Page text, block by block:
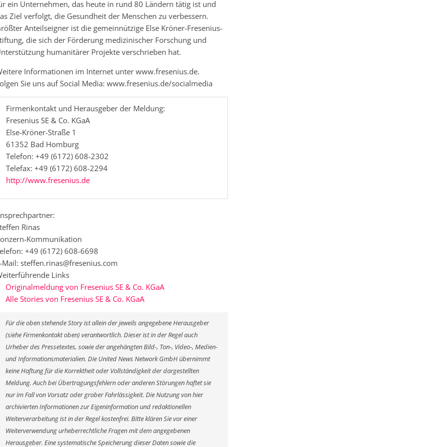
ein Unternehmen, das heute in rund 80 Ländern tätig ist und
Ziel verfolgt, die Gesundheit der Menschen zu verbessern.
Anteilseigner ist die gemeinnützige Else Kröner-Fresenius-
die sich der Förderung medizinischer Forschung und
humanitärer Projekte verschrieben hat.
Informationen im Internet unter www.fresenius.de.
Sie uns auf Social Media: www.fresenius.de/socialmedia
Firmenkontakt und Herausgeber der Meldung:
Fresenius SE & Co. KGaA
Else-Kröner-Straße 1
61352 Bad Homburg
Telefon: +49 (6172) 608-2302
Telefax: +49 (6172) 608-2294
http://www.fresenius.de
Rinas
Kommunikation
+49 (6172) 608-6698
Mail: steffen.rinas@fresenius.com
Links
Originalmeldung von Fresenius SE & Co. KGaA
Alle Stories von Fresenius SE & Co. KGaA
Für die oben stehende Story ist allein der jeweils angegebene Herausgeber
(siehe Firmenkontakt oben) verantwortlich. Dieser ist in der Regel auch
Urheber des Pressetextes, sowie der angehängten Bild-, Ton-, Video-, Medien-
und Informationsmaterialien. Die United News Network GmbH übernimmt
keine Haftung für die Korrektheit oder Vollständigkeit der dargestellten
Meldung. Auch bei Übertragungsfehlern oder anderen Störungen haftet sie
nur im Fall von Vorsatz oder grober Fahrlässigkeit. Die Nutzung von hier
archivierten Informationen zur Eigeninformation und redaktionellen
Weiterverarbeitung ist in der Regel kostenfrei. Bitte klären Sie vor einer
Weiterverwendung urheberrechtliche Fragen mit dem angegebenen
Herausgeber. Eine systematische Speicherung dieser Daten sowie die